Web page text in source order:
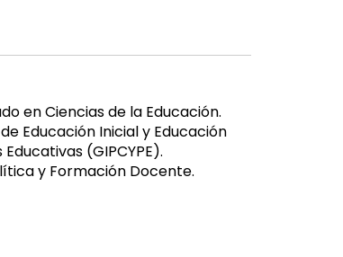
en Ciencias de la Educación.
Educación Inicial y Educación
(GIPCYPE).
y Formación Docente.